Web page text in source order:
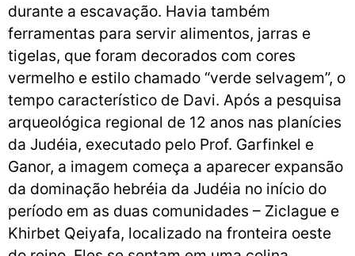
durante a escavação. Havia também
ferramentas para servir alimentos, jarras e
tigelas, que foram decorados com cores
vermelho e estilo chamado “verde selvagem”, o
tempo característico de Davi. Após a pesquisa
arqueológica regional de 12 anos nas planícies
da Judéia, executado pelo Prof. Garfinkel e
Ganor, a imagem começa a aparecer expansão
da dominação hebréia da Judéia no início do
período em as duas comunidades – Ziclague e
Khirbet Qeiyafa, localizado na fronteira oeste